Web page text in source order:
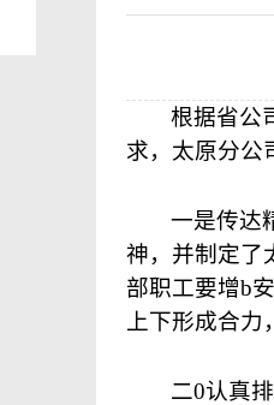
根据省公
求，太原分公
一是传达
神，并制定了
部职工要增b
上下形成合
二0认真